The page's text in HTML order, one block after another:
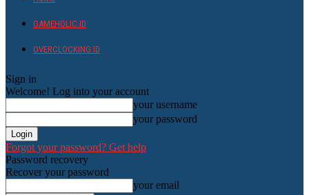
GAMEHOLIC.ID
OVERCLOCKING ID
Sign in
Welcome! Log into your account
your username
your password
Forgot your password? Get help
Password recovery
Recover your password
your email